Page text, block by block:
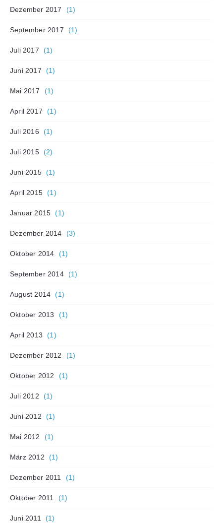
Dezember 2017 (1)
September 2017 (1)
Juli 2017 (1)
Juni 2017 (1)
Mai 2017 (1)
April 2017 (1)
Juli 2016 (1)
Juli 2015 (2)
Juni 2015 (1)
April 2015 (1)
Januar 2015 (1)
Dezember 2014 (3)
Oktober 2014 (1)
September 2014 (1)
August 2014 (1)
Oktober 2013 (1)
April 2013 (1)
Dezember 2012 (1)
Oktober 2012 (1)
Juli 2012 (1)
Juni 2012 (1)
Mai 2012 (1)
März 2012 (1)
Dezember 2011 (1)
Oktober 2011 (1)
Juni 2011 (1)